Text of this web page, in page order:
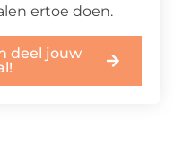
ertoe doen.
deel jouw